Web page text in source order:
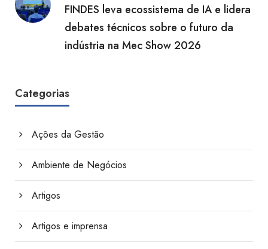
FINDES leva ecossistema de IA e lidera
debates técnicos sobre o futuro da
indústria na Mec Show 2026
Categorias
Ações da Gestão
Ambiente de Negócios
Artigos
Artigos e imprensa